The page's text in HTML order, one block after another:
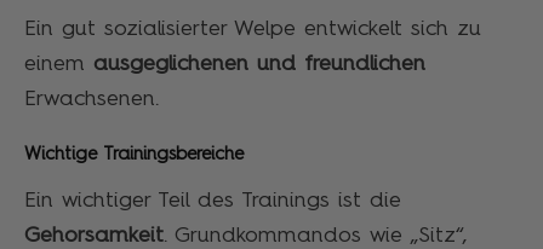
Ein gut sozialisierter Welpe entwickelt sich zu
einem ausgeglichenen und freundlichen
Erwachsenen.
Wichtige Trainingsbereiche
Ein wichtiger Teil des Trainings ist die
Gehorsamkeit. Grundkommandos wie „Sitz“,